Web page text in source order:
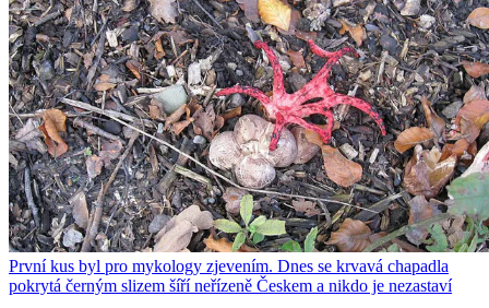
První kus byl pro mykology zjevením. Dnes se krvavá chapadla
pokrytá černým slizem šíří neřízeně Českem a nikdo je nezastaví